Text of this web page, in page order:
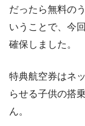
だったら無料の
いうことで、今
確保しました。
特典航空券はネ
らせる子供の搭
ん。